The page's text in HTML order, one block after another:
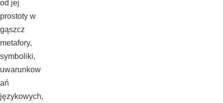
od jej
prostoty w
gąszcz
metafory,
symboliki,
uwarunkow
ań
językowych,